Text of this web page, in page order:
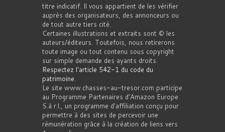
titre indicatif. Il vous appartient de les vérifier
auprès des organisateurs, des annonceurs ou
de tout autre tiers cité.
Certaines illustrations et extraits sont © les
auteurs/éditeurs. Toutefois, nous retirerons
toute image ou tout contenu sous copyright
sur simple demande des ayants droits.
Respectez l'article 542-1 du code du
patrimoine.
Le site www.chasses-au-tresor.com participe
au Programme Partenaires d’Amazon Europe
S.à r.l., un programme d’affiliation conçu pour
permettre à des sites de percevoir une
rémunération grâce à la création de liens vers